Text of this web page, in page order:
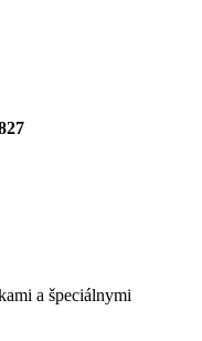
a špeciálnymi